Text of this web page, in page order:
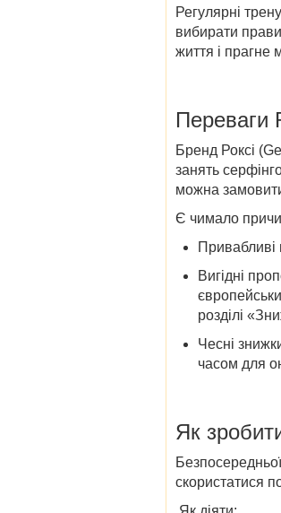
Регулярні
вибирати
життя і прагне
Переваги
Бренд Роксі
занять
можна
Є чимало
Привабливі
Вигідні
розділі «
Чесні
часом для
Як
скористатися